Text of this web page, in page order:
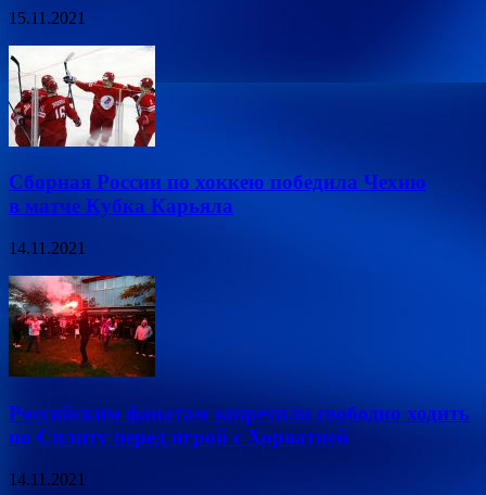
15.11.2021
Сборная России по хоккею победила Чехию
в матче Кубка Карьяла
14.11.2021
Российским фанатам запретили свободно ходить
по Сплиту перед игрой с Хорватией
14.11.2021